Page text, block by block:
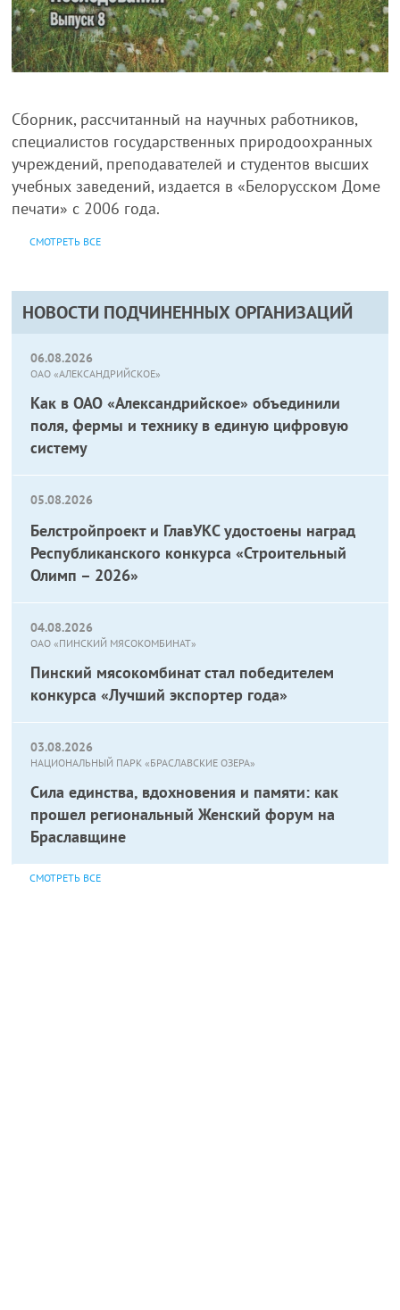
НОВОСТИ ПОДЧИНЕННЫХ ОРГАНИЗАЦИЙ
06.08.2026
ОАО «АЛЕКСАНДРИЙСКОЕ»
Как в ОАО «Александрийское» объединили
поля, фермы и технику в единую цифровую
систему
05.08.2026
Белстройпроект и ГлавУКС удостоены наград
Республиканского конкурса «Строительный
Олимп – 2026»
04.08.2026
ОАО «ПИНСКИЙ МЯСОКОМБИНАТ»
Пинский мясокомбинат стал победителем
конкурса «Лучший экспортер года»
03.08.2026
НАЦИОНАЛЬНЫЙ ПАРК «БРАСЛАВСКИЕ ОЗЕРА»
Сила единства, вдохновения и памяти: как
прошел региональный Женский форум на
Браславщине
СМОТРЕТЬ ВСЕ
Сборник, рассчитанный на научных работников,
специалистов государственных природоохранных
учреждений, преподавателей и студентов высших
учебных заведений, издается в «Белорусском Доме
печати» с 2006 года.
СМОТРЕТЬ ВСЕ